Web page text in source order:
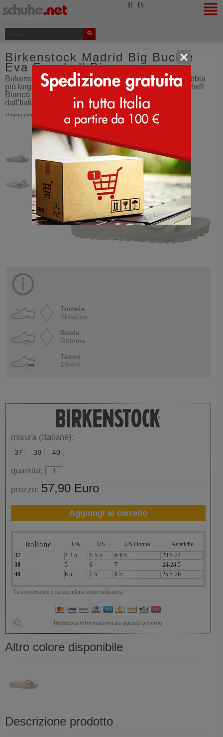
DE EN
Birkenstock Madrid Big Buckle
Eva Eggshell Bianco
Birkenstock Madrid Big Buckle EVA modello con la fibbia
più larga - Birkenstock Madrid Big Buckle Eva - Eggshell
Bianco - GTIN: 4067707106387 - calzature - ordina
dall'Italia - SCHUHE.net
Pagina principale Madrid Big Buckle Eva > Eggshell Bianco
Tomaia
Sintetico
Suola
Gomma
Tacco
10mm
misura (Italiane):
37 38 40
quantità:
prezzo: 57,90 Euro
Aggiungi al carrello
Italiane UK US US Donna
Asiatiche
37
4-4.5 5-5.5 6-6.5
23.5-24
38
5 6 7
24-24.5
40
6.5 7.5 8.5 25.5-26
La conversione è da intendersi come indicativa.
Richiesta informazioni su questo articolo
Altro colore disponibile
Descrizione prodotto